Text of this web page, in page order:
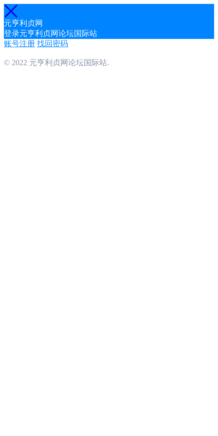
元亨利贞网
登录元亨利贞网论坛国际站
账号注册 找回密码
© 2022 元亨利贞网论坛国际站.